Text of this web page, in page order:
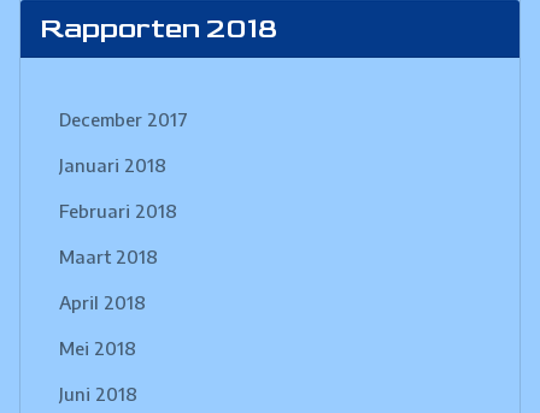
Rapporten 2018
December 2017
Januari 2018
Februari 2018
Maart 2018
April 2018
Mei 2018
Juni 2018